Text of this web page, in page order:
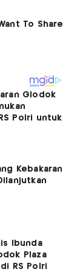
Glodok
Polri untuk
Kebakaran
Ibunda
Plaza
RS Polri